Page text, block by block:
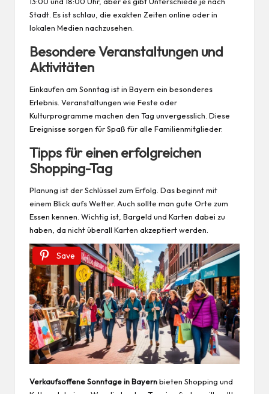
Stadt. Es ist schlau, die exakten Zeiten online oder in
lokalen Medien nachzusehen.
Besondere Veranstaltungen und
Aktivitäten
Einkaufen am Sonntag ist in Bayern ein besonderes
Erlebnis. Veranstaltungen wie Feste oder
Kulturprogramme machen den Tag unvergesslich. Diese
Ereignisse sorgen für Spaß für alle Familienmitglieder.
Tipps für einen erfolgreichen
Shopping-Tag
Planung ist der Schlüssel zum Erfolg. Das beginnt mit
einem Blick aufs Wetter. Auch sollte man gute Orte zum
Essen kennen. Wichtig ist, Bargeld und Karten dabei zu
haben, da nicht überall Karten akzeptiert werden.
Save
Verkaufsoffene Sonntage in Bayernbieten Shopping und